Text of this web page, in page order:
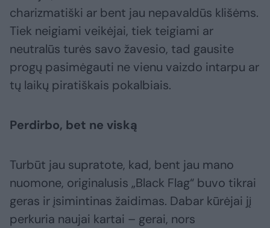
charizmatiški ar bent jau nepavaldūs klišėms.
Tiek neigiami veikėjai, tiek teigiami ar
neutralūs turės savo žavesio, tad gausite
progų pasimėgauti ne vienu vaizdo intarpu ar
tų laikų piratiškais pokalbiais.
Perdirbo, bet ne viską
Turbūt jau supratote, kad, bent jau mano
nuomone, originalusis „Black Flag“ buvo tikrai
geras ir įsimintinas žaidimas. Dabar kūrėjai jį
perkuria naujai kartai – gerai, nors